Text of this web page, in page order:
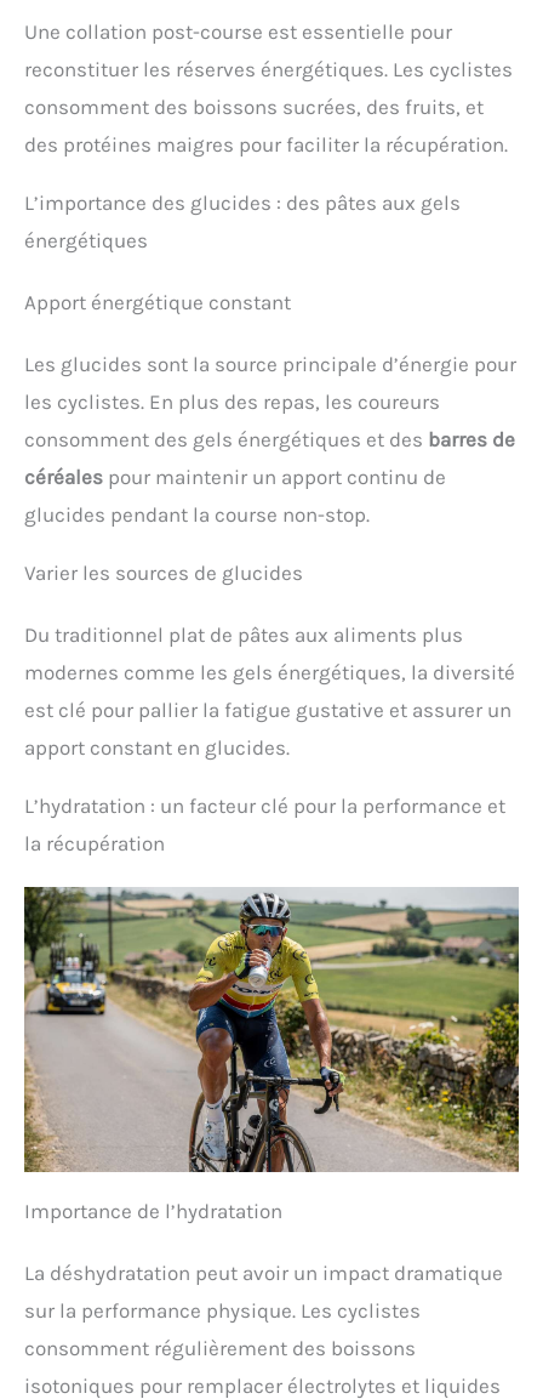
Une collation post-course est essentielle pour
reconstituer les réserves énergétiques. Les cyclistes
consomment des boissons sucrées, des fruits, et
des protéines maigres pour faciliter la récupération.
L’importance des glucides : des pâtes aux gels
énergétiques
Apport énergétique constant
Les glucides sont la source principale d’énergie pour
les cyclistes. En plus des repas, les coureurs
consomment des gels énergétiques et des barres de
céréales pour maintenir un apport continu de
glucides pendant la course non-stop.
Varier les sources de glucides
Du traditionnel plat de pâtes aux aliments plus
modernes comme les gels énergétiques, la diversité
est clé pour pallier la fatigue gustative et assurer un
apport constant en glucides.
L’hydratation : un facteur clé pour la performance et
la récupération
Importance de l’hydratation
La déshydratation peut avoir un impact dramatique
sur la performance physique. Les cyclistes
consomment régulièrement des boissons
isotoniques pour remplacer électrolytes et liquides